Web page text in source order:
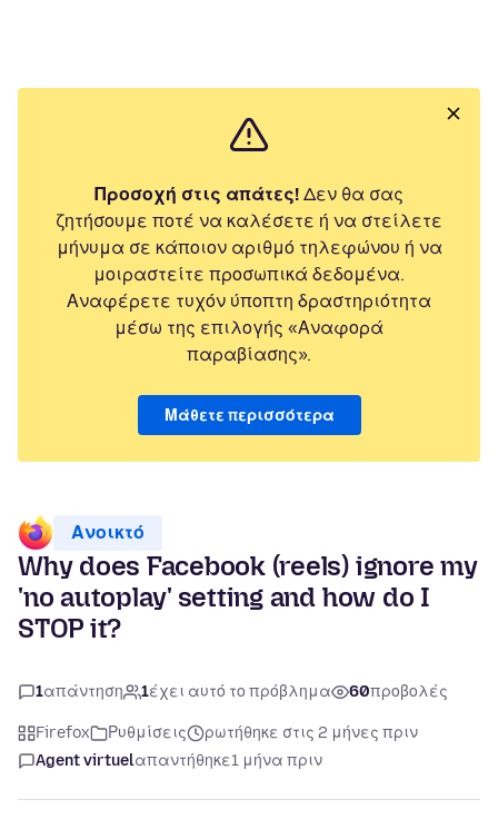
Προσοχή στις απάτες! Δεν θα σας
ζητήσουμε ποτέ να καλέσετε ή να στείλετε
μήνυμα σε κάποιον αριθμό τηλεφώνου ή να
μοιραστείτε προσωπικά δεδομένα.
Αναφέρετε τυχόν ύποπτη δραστηριότητα
μέσω της επιλογής «Αναφορά
παραβίασης».
Μάθετε περισσότερα
Ανοικτό
Why does Facebook (reels) ignore my
'no autoplay' setting and how do I
STOP it?
1απάντηση 1έχει αυτό το πρόβλημα 60προβολές
Firefox Ρυθμίσεις
ρωτήθηκε στις 2 μήνες πριν
Agent virtuelαπαντήθηκε1 μήνα πριν